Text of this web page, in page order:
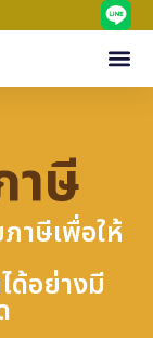
าษี
าษีเพื่อให้
ด้อย่างมี